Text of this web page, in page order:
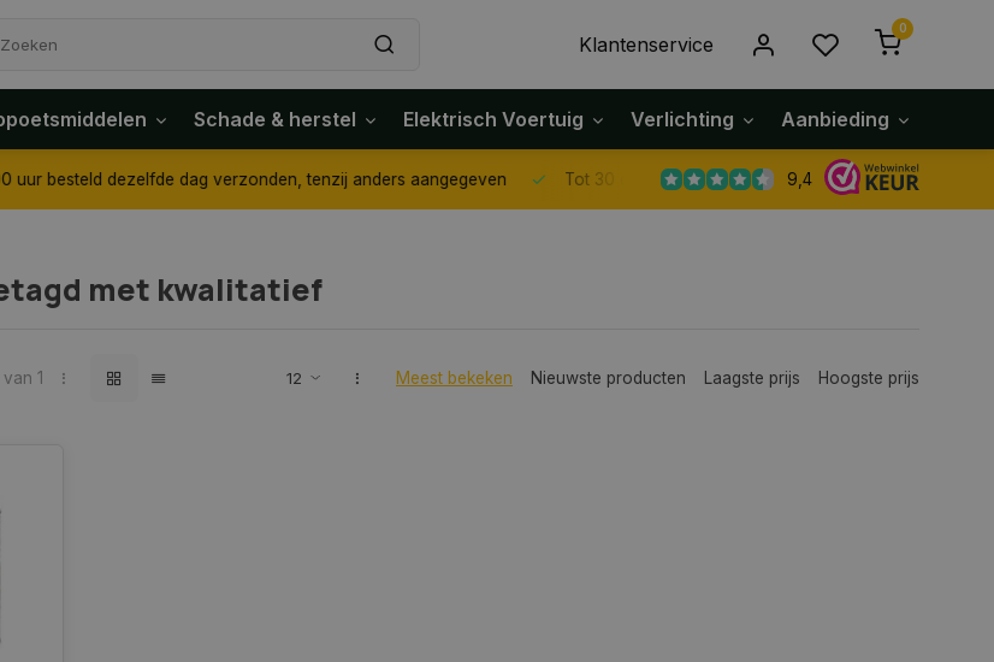
Klantenservice
0
Schade & herstel Elektrisch Voertuig Verlichting Aanbieding
dezelfde dag verzonden, tenzij anders aangegeven Tot 30 dagen retour sturen. 9,4
met kwalitatief
1 Meest bekeken Nieuwste producten Laagste prijs Hoogste prijs